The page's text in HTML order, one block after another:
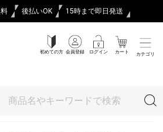
後払いOK 15時まで即日発送
初めての方 会員登録 ログイン カート カテゴリ